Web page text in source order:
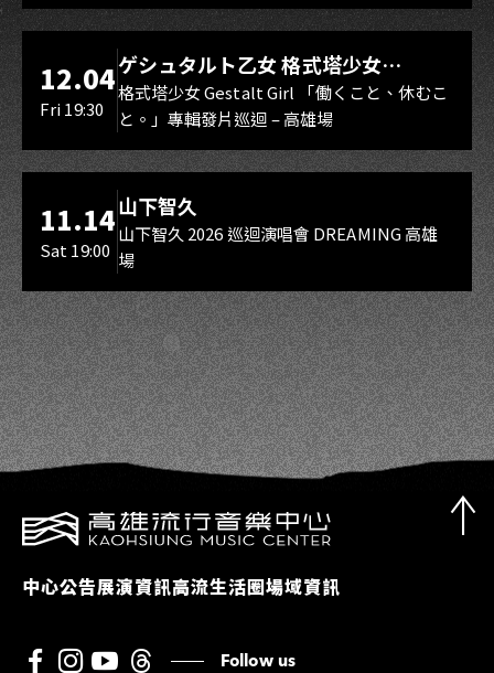
LIVE WAREHOUSE 小庫
12.04
Fri 19:30
ゲシュタルト乙女 格式塔少女
Gestalt Girl
格式塔少女 Gestalt Girl 「働くこと、休むこ
と。」專輯發片巡迴 – 高雄場
11.14
Sat 19:00
山下智久
山下智久 2026 巡迴演唱會 DREAMING 高雄
場
中心公告展演資訊高流生活圈場域資訊
Follow us